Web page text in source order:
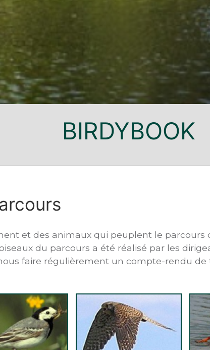
BIRDYBOOK
et des animaux qui peuplent le
du parcours a été réalisé par les
faire régulièrement un compte-rendu